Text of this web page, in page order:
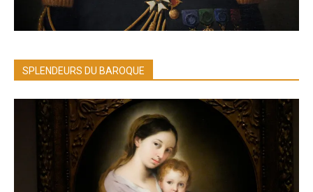
SPLENDEURS DU BAROQUE